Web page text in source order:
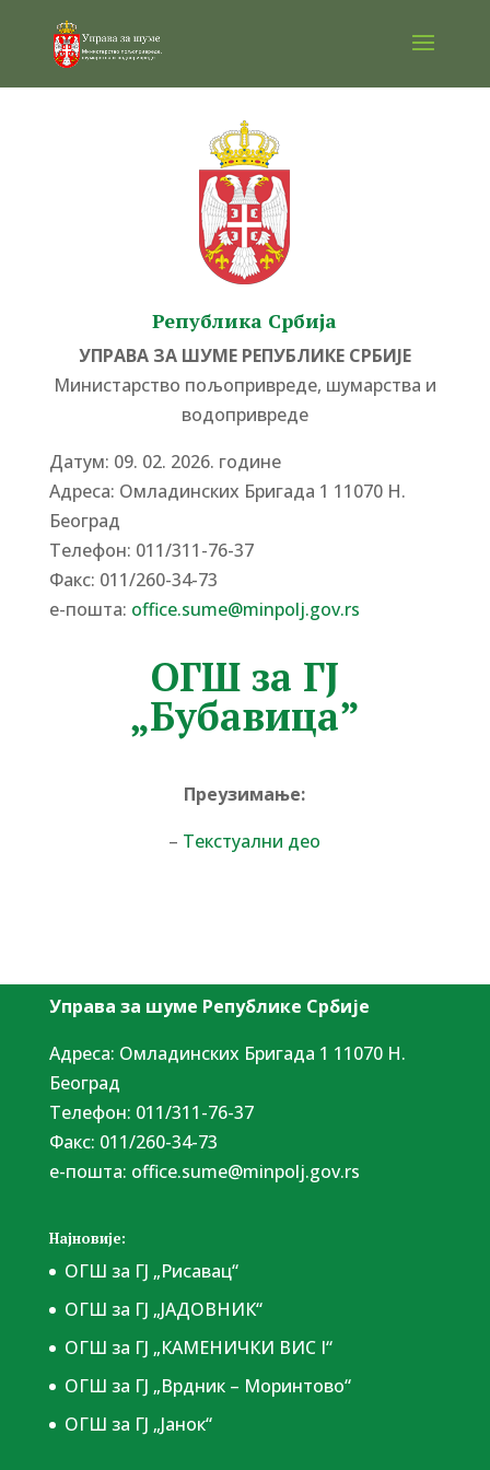
Република Србија
УПРАВА ЗА ШУМЕ РЕПУБЛИКЕ СРБИЈЕ
Министарство пољопривреде, шумарства и
водопривреде
Датум: 09. 02. 2026. године
Адреса: Омладинских Бригада 1 11070 Н.
Београд
Tелефон: 011/311-76-37
Факс: 011/260-34-73
е-пошта: office.sume@minpolj.gov.rs
ОГШ за ГЈ
„Бубавица”
Преузимање:
– Текстуални део
Управа за шуме Републике Србије
Адреса: Омладинских Бригада 1 11070 Н.
Београд
Tелефон: 011/311-76-37
Факс: 011/260-34-73
е-пошта: office.sume@minpolj.gov.rs
Најновије:
ОГШ за ГЈ „Рисавац“
ОГШ за ГЈ „ЈАДОВНИК“
ОГШ за ГЈ „КАМЕНИЧКИ ВИС I“
ОГШ за ГЈ „Врдник – Моринтово“
ОГШ за ГЈ „Јанок“